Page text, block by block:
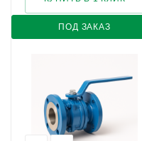
ПОД ЗАКАЗ